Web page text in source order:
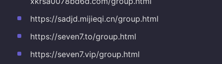
https://sadjd.mijieqi.cn/group.html
https://seven7.to/group.html
https://seven7.vip/group.html